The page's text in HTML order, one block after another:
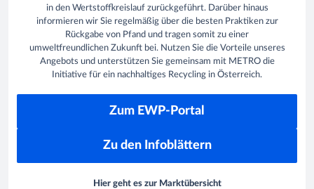
in den Wertstoffkreislauf zurückgeführt. Darüber hinaus
informieren wir Sie regelmäßig über die besten Praktiken zur
Rückgabe von Pfand und tragen somit zu einer
umweltfreundlichen Zukunft bei. Nutzen Sie die Vorteile unseres
Angebots und unterstützen Sie gemeinsam mit METRO die
Initiative für ein nachhaltiges Recycling in Österreich.
Zum EWP-Portal
Zu den Infoblättern
Hier geht es zur Marktübersicht